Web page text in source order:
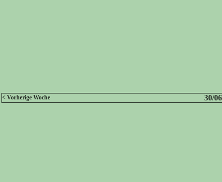
< Vorherige Woche 30/